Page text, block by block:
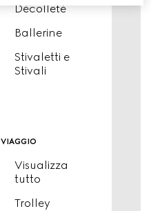
Décolleté
Ballerine
Stivaletti e
Stivali
viaggio
Visualizza
tutto
Trolley